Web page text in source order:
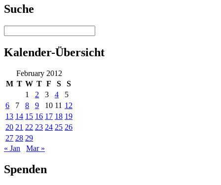
Suche
Kalender-Übersicht
February 2012
M T W T F S
S
1
2 3 4
5
6
7 8 9 10 11 12
13 14 15 16 17 18 19
20 21 22 23 24 25 26
27 28 29
« Jan
Mar »
Spenden